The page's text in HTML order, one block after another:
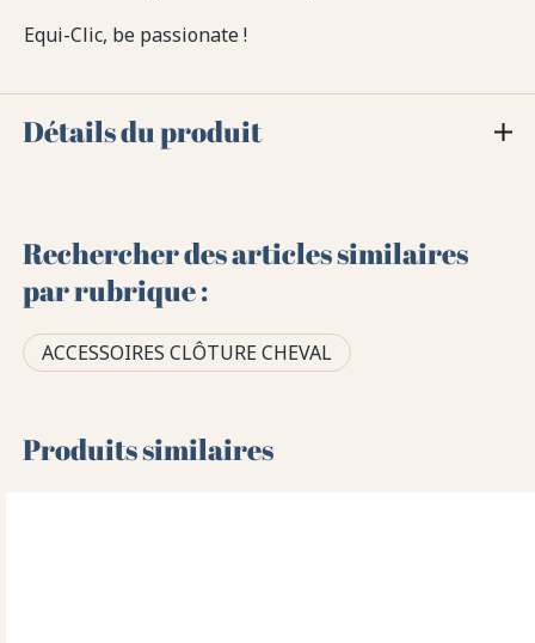
Equi-Clic, be passionate !
Détails du produit
Rechercher des articles similaires
par rubrique :
ACCESSOIRES CLÔTURE CHEVAL
Produits similaires